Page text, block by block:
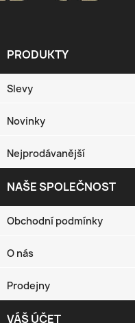
PRODUKTY
Slevy
Novinky
Nejprodávanější
NAŠE SPOLEČNOST
Obchodní podmínky
O nás
Prodejny
VÁŠ ÚČET